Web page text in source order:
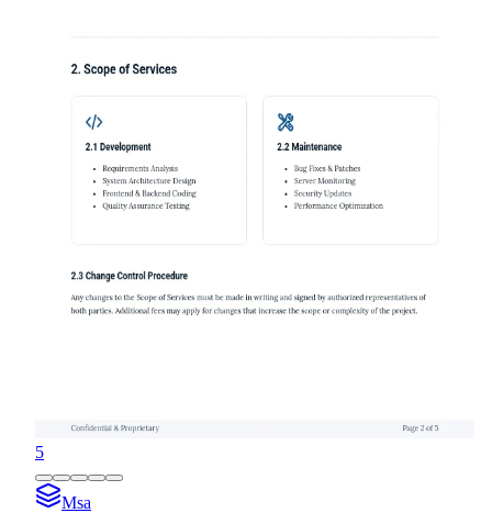
5
Msa